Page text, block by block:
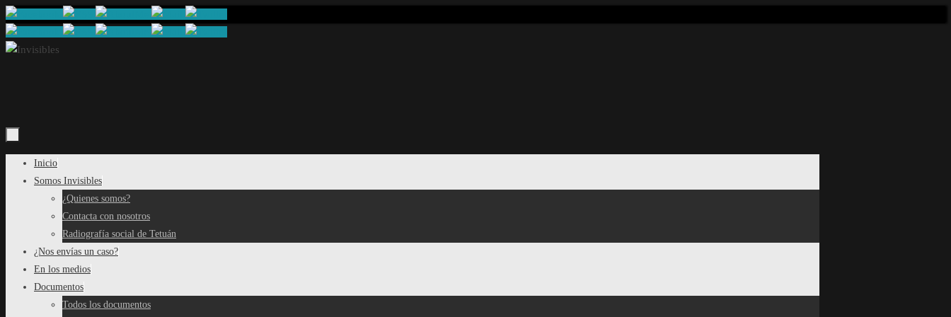
Saltar
al
contenido
Saltar
Inicio
Somos Invisibles
¿Quienes somos?
Contacta con nosotros
Radiografía social de Tetuán
¿Nos envías un caso?
En los medios
Documentos
Todos los documentos